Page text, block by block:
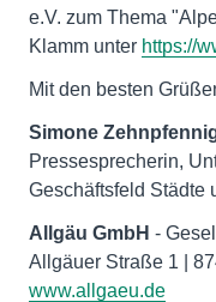
e.V. zum Thema
Klamm unter https://
Mit den besten
Pressesprecherin,
Allgäu GmbH -
Allgäuer Straße 1 |
www.allgaeu.de